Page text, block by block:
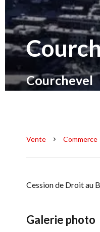
Courchevel
Vente Commerce
Cession de Droit au
Galerie photo